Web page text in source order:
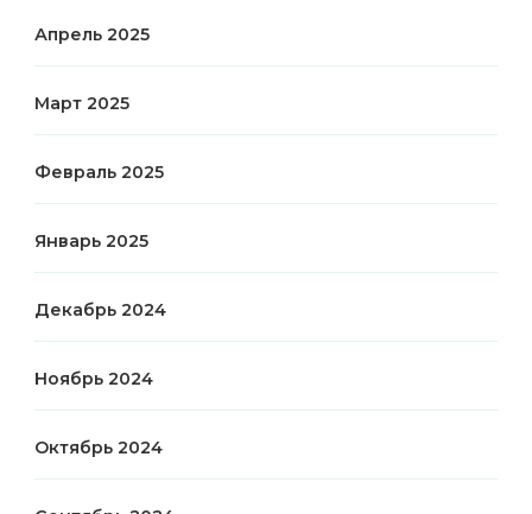
Апрель 2025
Март 2025
Февраль 2025
Январь 2025
Декабрь 2024
Ноябрь 2024
Октябрь 2024